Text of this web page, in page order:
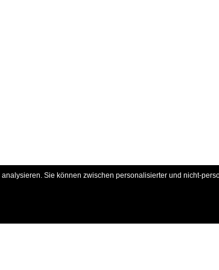
Sie können zwischen personalisierter und nicht-